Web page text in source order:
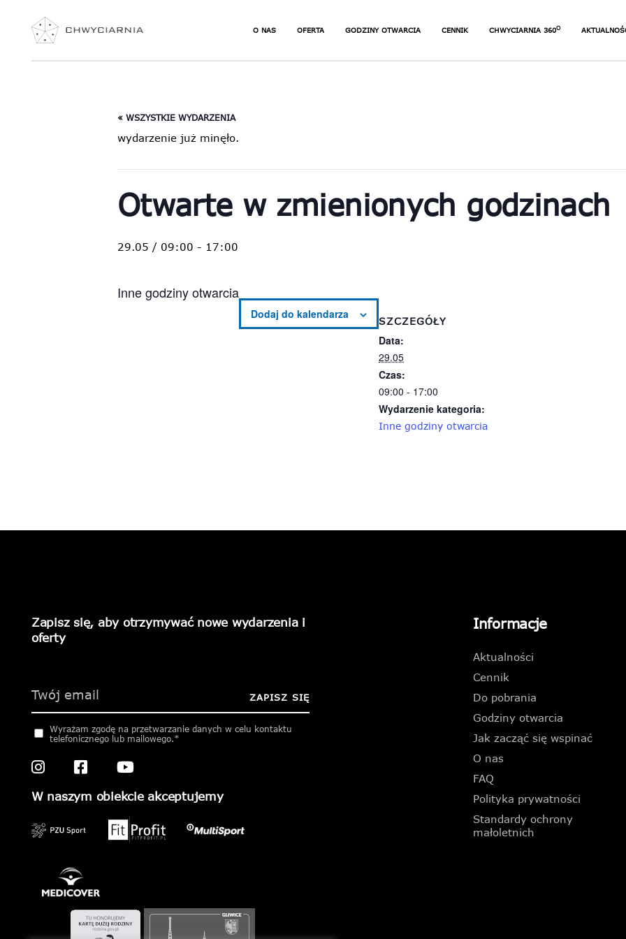
O NAS OFERTA
DLA DZIECI I DOROSŁYCH
WSPINACZKA
TERAPEUTYCZNA
GODZINY OTWARCIA CENNIK CHWYCIARNIA 360O
JAK ZACZĄĆ SIĘ
NAJCZĘŚCIEJ ZADAWANE
NIEZAPOMNIANE
WSPINACZKA Z KLASĄ
VOUCHER PODARUNKOWY
« WSZYSTKIE WYDARZENIA
wydarzenie już minęło.
Otwarte w zmienionych godzinach
29.05 / 09:00 - 17:00
Inne godziny otwarcia
SZCZEGÓŁY
Data:
29.05
Czas:
09:00 - 17:00
Wydarzenie kategoria:
Inne godziny otwarcia
Zapisz się, aby otrzymywać nowe wydarzenia i
oferty
this
ZAPISZ SIĘ
Wyrażam zgodę na przetwarzanie danych w celu kontaktu
telefonicznego lub mailowego.*
W naszym obiekcie akceptujemy
Informacje
Aktualności
Cennik
Do pobrania
Godziny otwarcia
Jak zacząć się wspinać
O nas
FAQ
Polityka prywatności
Standardy ochrony
małoletnich